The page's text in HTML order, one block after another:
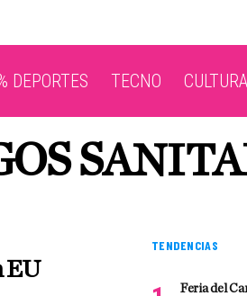
DEPORTES TECNO CULTURA
EU
TENDENCIAS
Feria del